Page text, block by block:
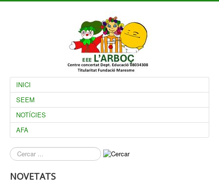
INICI
SEEM
NOTÍCIES
AFA
què
busques?
NOVETATS